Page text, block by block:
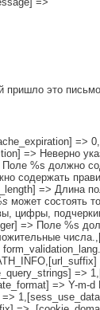
пришло это
=>
=> Неверно
%s должно
содержать
=> Длина
может состоять
цифры,
=> Поле %s
=>
=> Y-m-